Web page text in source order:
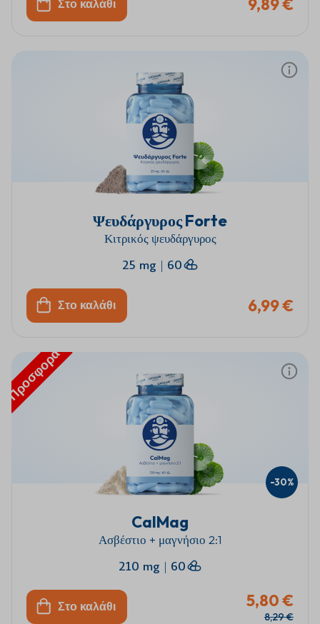
Στο καλάθι
Ψευδάργυρος Forte
Κιτρικός ψευδάργυρος
25 mg | 60
Στο καλάθι 6,99 €
Προσφορά
CalMag
Ασβέστιο + μαγνήσιο 2:1
210 mg | 60
Στο καλάθι 5,80 €
8,29 €
-30%